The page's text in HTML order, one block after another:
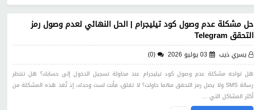
حل مشكلة عدم وصول كود تيليجرام | الحل النهائي لعدم وصول رمز
التحقق Telegram
يسري ذيب 03 يوليو 2026 (0)
هل تواجه مشكلة عدم وصول كود تيليجرام عند محاولة تسجيل الدخول إلى حسابك؟ هل تنتظر
رسالة SMS ولا يصل رمز التحقق مهما حاولت؟ لا تقلق، فأنت لست وحدك، إذ تُعد هذه المشكلة من
أكثر المشاكل التي …